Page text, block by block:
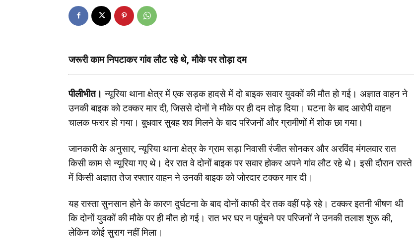
जरूरी काम निपटाकर गांव लौट रहे थे, मौके पर तोड़ा दम
पीलीभीत। न्यूरिया थाना क्षेत्र में एक सड़क हादसे में दो बाइक सवार युवकों की मौत हो गई। अज्ञात वाहन ने
उनकी बाइक को टक्कर मार दी, जिससे दोनों ने मौके पर ही दम तोड़ दिया। घटना के बाद आरोपी वाहन
चालक फरार हो गया। बुधवार सुबह शव मिलने के बाद परिजनों और ग्रामीणों में शोक छा गया।
जानकारी के अनुसार, न्यूरिया थाना क्षेत्र के ग्राम सड़ा निवासी रंजीत सोनकर और अरविंद मंगलवार रात
किसी काम से न्यूरिया गए थे। देर रात वे दोनों बाइक पर सवार होकर अपने गांव लौट रहे थे। इसी दौरान रास्ते
में किसी अज्ञात तेज रफ्तार वाहन ने उनकी बाइक को जोरदार टक्कर मार दी।
यह रास्ता सुनसान होने के कारण दुर्घटना के बाद दोनों काफी देर तक वहीं पड़े रहे। टक्कर इतनी भीषण थी
कि दोनों युवकों की मौके पर ही मौत हो गई। रात भर घर न पहुंचने पर परिजनों ने उनकी तलाश शुरू की,
लेकिन कोई सुराग नहीं मिला।